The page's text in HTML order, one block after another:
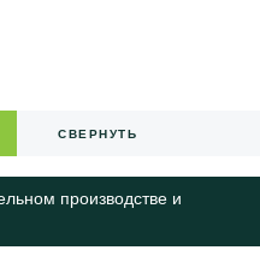
СВЕРНУТЬ
производстве и